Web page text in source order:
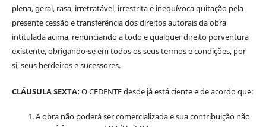
plena, geral, rasa, irretratável, irrestrita e inequívoca quitação pela
presente cessão e transferência dos direitos autorais da obra
intitulada acima, renunciando a todo e qualquer direito porventura
existente, obrigando-se em todos os seus termos e condições, por
si, seus herdeiros e sucessores.
CLÁUSULA SEXTA:O CEDENTE desde já está ciente e de acordo que:
A obra não poderá ser comercializada e sua contribuição não